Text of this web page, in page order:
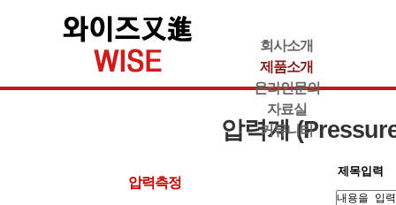
회사소개
제품소개
온라인문의
자료실
커뮤니티
압력계
압력측정
제목입력